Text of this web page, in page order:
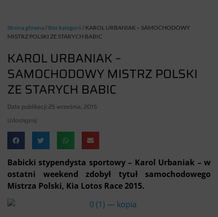
Strona główna/ Bez kategorii / KAROL URBANIAK – SAMOCHODOWY
MISTRZ POLSKI ZE STARYCH BABIC
KAROL URBANIAK –
SAMOCHODOWY MISTRZ POLSKI
ZE STARYCH BABIC
Data publikacji:25 września, 2015
Udostępnij:
Babicki stypendysta sportowy – Karol Urbaniak – w
ostatni weekend zdobył tytuł samochodowego
Mistrza Polski, Kia Lotos Race 2015.